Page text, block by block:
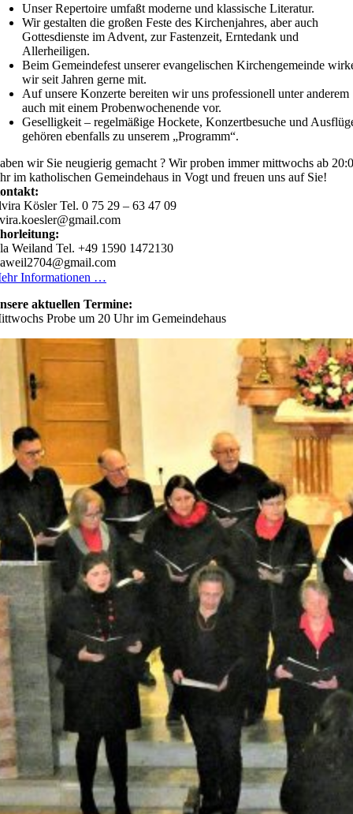
Unser Repertoire umfaßt moderne und klassische Literatur.
Wir gestalten die großen Feste des Kirchenjahres, aber auch
Gottesdienste im Advent, zur Fastenzeit, Erntedank und
Allerheiligen.
Beim Gemeindefest unserer evangelischen Kirchengemeinde
wir seit Jahren gerne mit.
Auf unsere Konzerte bereiten wir uns professionell unter anderem
auch mit einem Probenwochenende vor.
Geselligkeit – regelmäßige Hockete, Konzertbesuche und
gehören ebenfalls zu unserem „Programm“.
wir Sie neugierig gemacht ? Wir proben immer mittwochs ab
im katholischen Gemeindehaus in Vogt und freuen uns auf Sie!
Kösler Tel. 0 75 29 – 63 47 09
Weiland Tel. +49 1590 1472130
Informationen …
aktuellen Termine:
Probe um 20 Uhr im Gemeindehaus